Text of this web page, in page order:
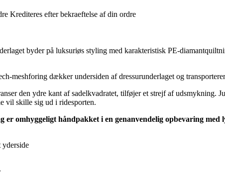
Krediteres efter bekraeftelse af din ordre
byder på luksuriøs styling med karakteristisk PE-
meshforing dækker undersiden af dressurunderlaget og
den ydre kant af sadelkvadratet, tilføjer et strejf af
vil skille sig ud i ridesporten.
er omhyggeligt håndpakket i en genanvendelig opbevaring
yderside